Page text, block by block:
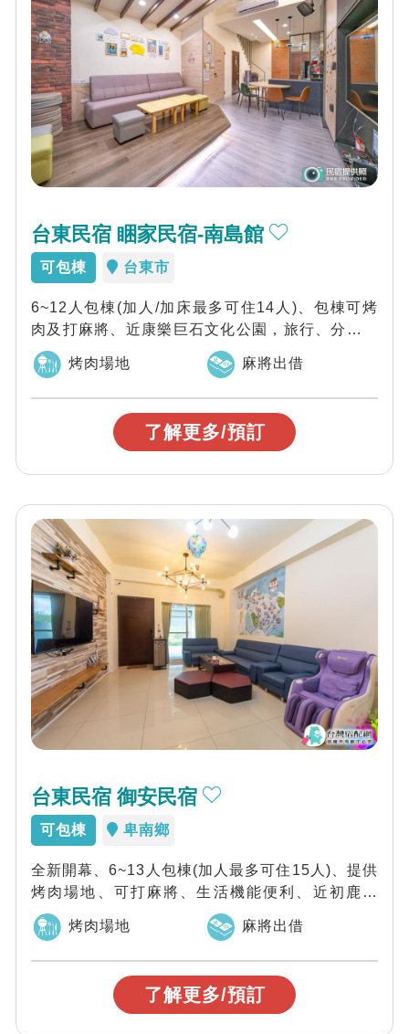
台東民宿 睏家民宿-南島館
可包棟 台東市
6~12人包棟(加人/加床最多可住14人)、包棟可烤
肉及打麻將、近康樂巨石文化公園，旅行、分享、
愛上台東～台東睏家民宿提供天然有機...
烤肉場地 麻將出借
了解更多/預訂
台東民宿 御安民宿
可包棟 卑南鄉
全新開幕、6~13人包棟(加人最多可住15人)、提供
烤肉場地、可打麻將、生活機能便利、近初鹿牧
場、卑南遺址公園，歡迎來到台東御安民...
烤肉場地 麻將出借
了解更多/預訂